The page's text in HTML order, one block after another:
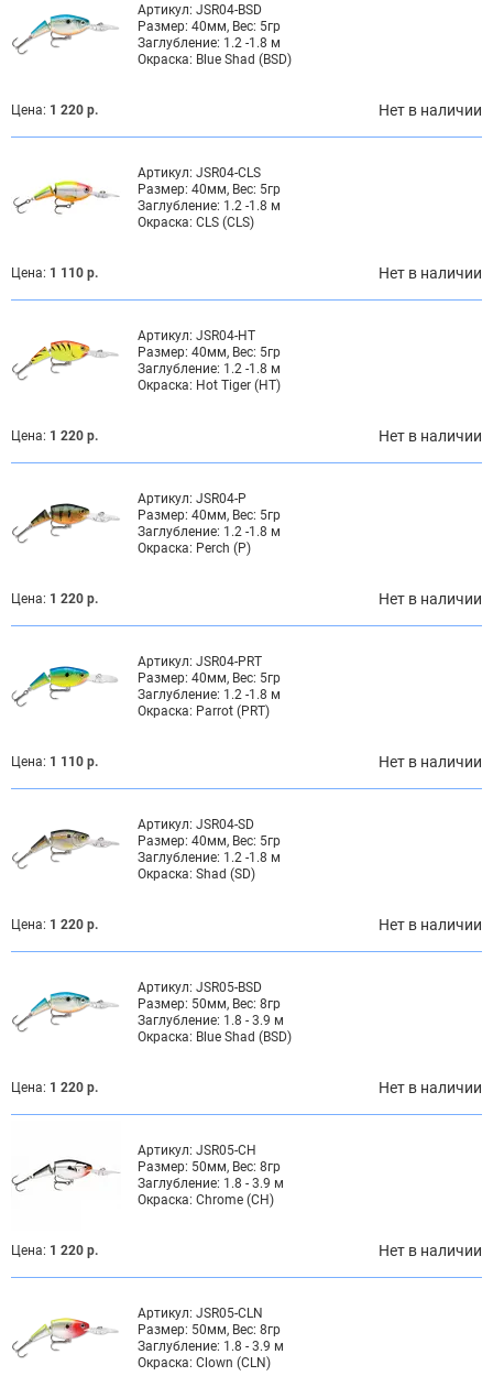
Артикул: JSR04-BSD
Размер: 40мм, Вес: 5гр
Заглубление: 1.2 -1.8 м
Окраска: Blue Shad (BSD)
Цена: 1 220 р. Нет в наличии
Артикул: JSR04-CLS
Размер: 40мм, Вес: 5гр
Заглубление: 1.2 -1.8 м
Окраска: CLS (CLS)
Цена: 1 110 р. Нет в наличии
Артикул: JSR04-HT
Размер: 40мм, Вес: 5гр
Заглубление: 1.2 -1.8 м
Окраска: Hot Tiger (HT)
Цена: 1 220 р. Нет в наличии
Артикул: JSR04-P
Размер: 40мм, Вес: 5гр
Заглубление: 1.2 -1.8 м
Окраска: Perch (P)
Цена: 1 220 р. Нет в наличии
Артикул: JSR04-PRT
Размер: 40мм, Вес: 5гр
Заглубление: 1.2 -1.8 м
Окраска: Parrot (PRT)
Цена: 1 110 р. Нет в наличии
Артикул: JSR04-SD
Размер: 40мм, Вес: 5гр
Заглубление: 1.2 -1.8 м
Окраска: Shad (SD)
Цена: 1 220 р. Нет в наличии
Артикул: JSR05-BSD
Размер: 50мм, Вес: 8гр
Заглубление: 1.8 - 3.9 м
Окраска: Blue Shad (BSD)
Цена: 1 220 р. Нет в наличии
Артикул: JSR05-CH
Размер: 50мм, Вес: 8гр
Заглубление: 1.8 - 3.9 м
Окраска: Chrome (CH)
Цена: 1 220 р. Нет в наличии
Артикул: JSR05-CLN
Размер: 50мм, Вес: 8гр
Заглубление: 1.8 - 3.9 м
Окраска: Clown (CLN)